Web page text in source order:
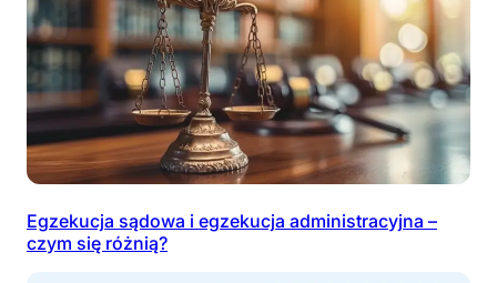
Egzekucja sądowa i egzekucja administracyjna –
czym się różnią?